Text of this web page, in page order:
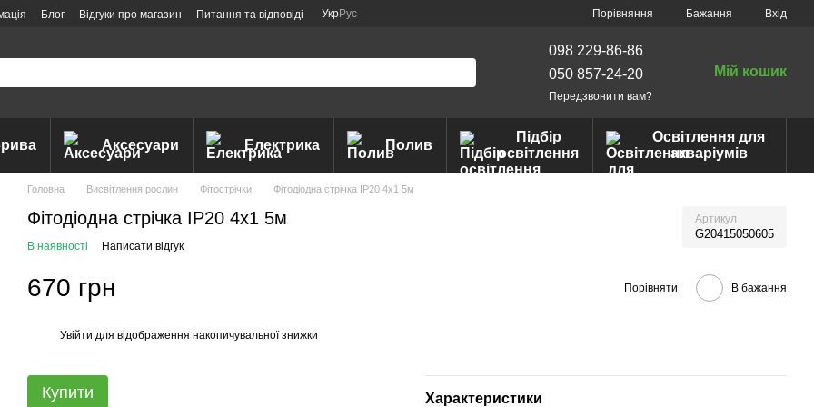
Блог Відгуки про магазин Питання та відповіді УкрРус Порівняння Бажання Вхід
098 229-86-86
050 857-24-20
Передзвонити вам?
Мій кошик
Аксесуари Електрика Полив
Підбір
освітлення
Освітлення для
акваріумів
Головна Висвітлення рослин Фітострічки Фітодіодна стрічка IP20 4х1 5м
Фітодіодна стрічка IP20 4х1 5м Артикул
G20415050605
В наявності Написати відгук
670 грн Порівняти В бажання
Увійти для відображення накопичувальної знижки
Купити Характеристики